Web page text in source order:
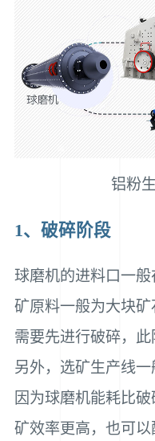
铝粉
1、破碎阶段
球磨机的进料口一
矿原料一般为大块矿
需要先进行破碎，此
另外，选矿生产线一
因为球磨机能耗比
矿效率更高，也可